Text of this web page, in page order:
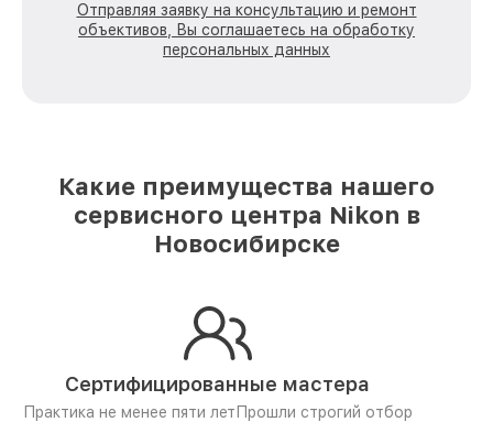
Отправляя заявку на консультацию и ремонт
объективов, Вы соглашаетесь на обработку
персональных данных
Какие преимущества нашего
сервисного центра Nikon в
Новосибирске
Сертифицированные мастера
Практика не менее пяти лет Прошли строгий отбор